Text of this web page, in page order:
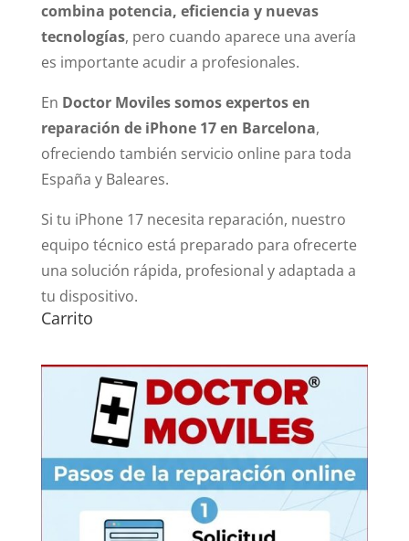
combina potencia, eficiencia y nuevas
tecnologías, pero cuando aparece una avería
es importante acudir a profesionales.
En Doctor Moviles somos expertos en
reparación de iPhone 17 en Barcelona,
ofreciendo también servicio online para toda
España y Baleares.
Si tu iPhone 17 necesita reparación, nuestro
equipo técnico está preparado para ofrecerte
una solución rápida, profesional y adaptada a
tu dispositivo.
Carrito